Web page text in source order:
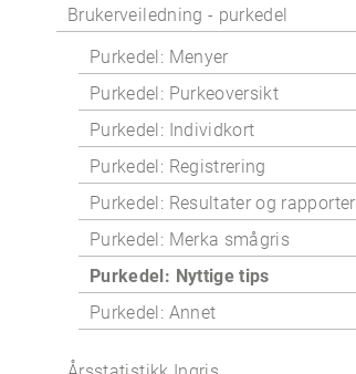
Brukerveiledning - purkedel
Purkedel: Menyer
Purkedel: Purkeoversikt
Purkedel: Individkort
Purkedel: Registrering
Purkedel: Resultater og rapporter
Purkedel: Merka smågris
Purkedel: Nyttige tips
Purkedel: Annet